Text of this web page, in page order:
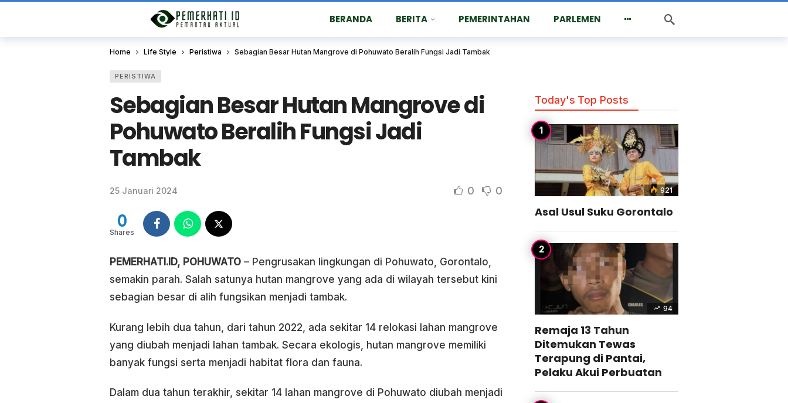
BERANDA BERITA PEMERINTAHAN PARLEMEN
Home Life Style Peristiwa Sebagian Besar Hutan Mangrove di Pohuwato Beralih Fungsi Jadi Tambak
PERISTIWA
Sebagian Besar Hutan Mangrove di
Pohuwato Beralih Fungsi Jadi
Tambak
25 Januari 2024 0 0
0
Shares
PEMERHATI.ID, POHUWATO – Pengrusakan lingkungan di Pohuwato, Gorontalo,
semakin parah. Salah satunya hutan mangrove yang ada di wilayah tersebut kini
sebagian besar di alih fungsikan menjadi tambak.
Kurang lebih dua tahun, dari tahun 2022, ada sekitar 14 relokasi lahan mangrove
yang diubah menjadi lahan tambak. Secara ekologis, hutan mangrove memiliki
banyak fungsi serta menjadi habitat flora dan fauna.
Dalam dua tahun terakhir, sekitar 14 lahan mangrove di Pohuwato diubah menjadi
Today's Top Posts
921
Asal Usul Suku Gorontalo
94
Remaja 13 Tahun
Ditemukan Tewas
Terapung di Pantai,
Pelaku Akui Perbuatan